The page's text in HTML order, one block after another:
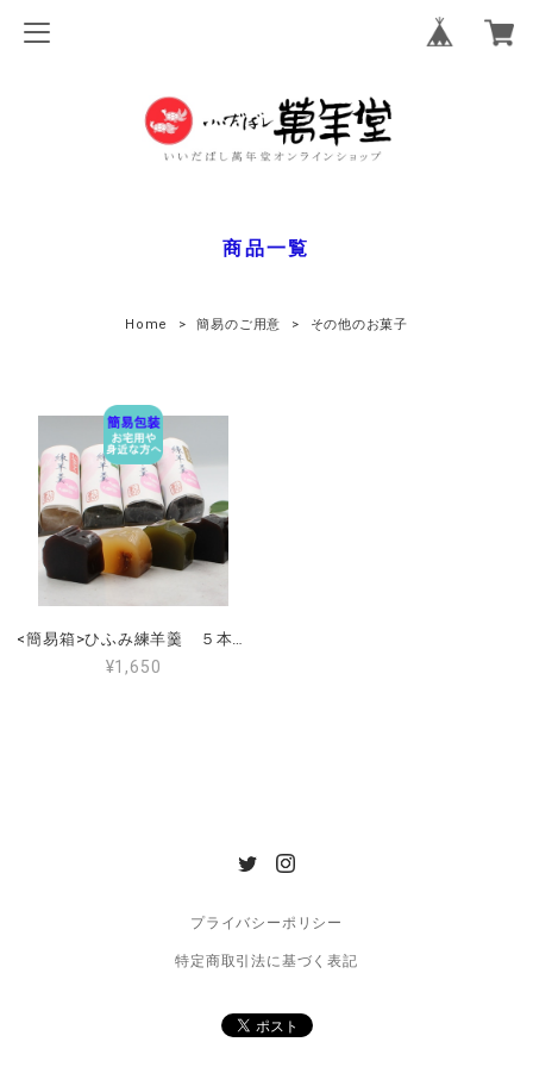
商品一覧
Home 簡易のご用意 その他のお菓子
<簡易箱>ひふみ練羊羹 ５本入（小豆こし・抹茶・黒糖・くるみ・いちじく）
¥1,650
プライバシーポリシー
特定商取引法に基づく表記